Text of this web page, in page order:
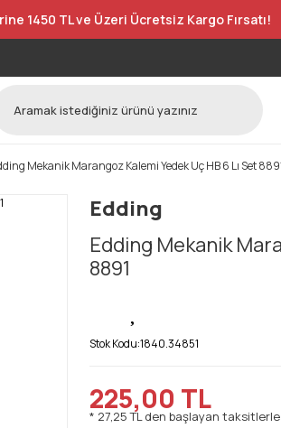
1450 TL ve Üzeri Ücretsiz Kargo Fırsatı!
Mekanik Marangoz Kalemi Yedek Uç HB 6 Lı Set
Edding
Edding Mekanik
8891
Stok Kodu:1840.34851
225,00 TL
* 27,25 TL den başlayan